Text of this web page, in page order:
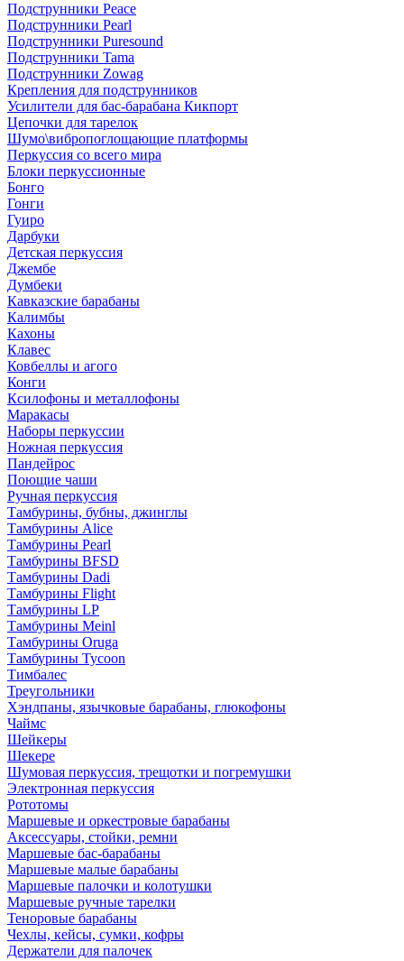
Подструнники Peace
Подструнники Pearl
Подструнники Puresound
Подструнники Tama
Подструнники Zowag
Крепления для подструнников
Усилители для бас-барабана Кикпорт
Цепочки для тарелок
Шумо\вибропоглощающие платформы
Перкуссия со всего мира
Блоки перкуссионные
Бонго
Гонги
Гуиро
Дарбуки
Детская перкуссия
Джембе
Думбеки
Кавказские барабаны
Калимбы
Кахоны
Клавес
Ковбеллы и агого
Конги
Ксилофоны и металлофоны
Маракасы
Наборы перкуссии
Ножная перкуссия
Пандейрос
Поющие чаши
Ручная перкуссия
Тамбурины, бубны, джинглы
Тамбурины Alice
Тамбурины Pearl
Тамбурины BFSD
Тамбурины Dadi
Тамбурины Flight
Тамбурины LP
Тамбурины Meinl
Тамбурины Oruga
Тамбурины Tycoon
Тимбалес
Треугольники
Хэндпаны, язычковые барабаны, глюкофоны
Чаймс
Шейкеры
Шекере
Шумовая перкуссия, трещотки и погремушки
Электронная перкуссия
Рототомы
Маршевые и оркестровые барабаны
Аксессуары, стойки, ремни
Маршевые бас-барабаны
Маршевые малые барабаны
Маршевые палочки и колотушки
Маршевые ручные тарелки
Теноровые барабаны
Чехлы, кейсы, сумки, кофры
Держатели для палочек